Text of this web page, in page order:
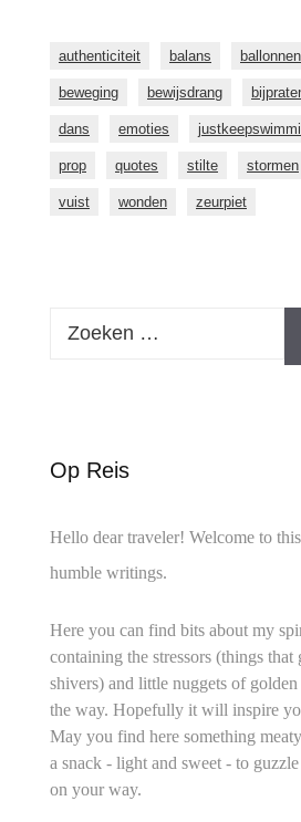
authenticiteit balans ballonnen
beweging bewijsdrang
dans emoties
prop quotes stilte stormen
vuist wonden zeurpiet
Op Reis
Hello dear traveler! Welcome to
humble writings.
Here you can find bits about my
containing the stressors (things that
shivers) and little nuggets of
the way. Hopefully it will inspire
May you find here something
a snack - light and sweet - to
on your way.